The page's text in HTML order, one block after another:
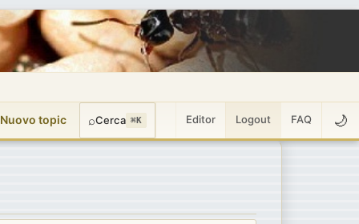
topic ⌕Cerca ⌘K Editor Logout FAQ 🌙